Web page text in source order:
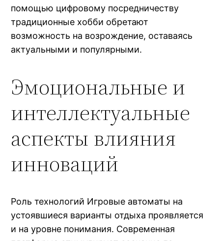
помощью цифровому посредничеству
традиционные хобби обретают
возможность на возрождение, оставаясь
актуальными и популярными.
Эмоциональные и
интеллектуальные
аспекты влияния
инноваций
Роль технологий Игровые автоматы на
устоявшиеся варианты отдыха проявляется
и на уровне понимания. Современная